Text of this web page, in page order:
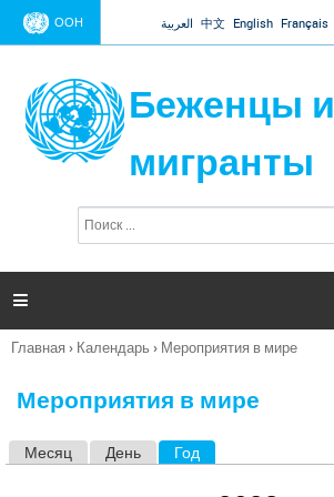
Jump to navigation
ООН العربية 中文 English Français
Беженцы и
мигранты
п
и

Вы
Главная › Календарь › Мероприятия в мире
Мероприятия в мире
Месяц День Год